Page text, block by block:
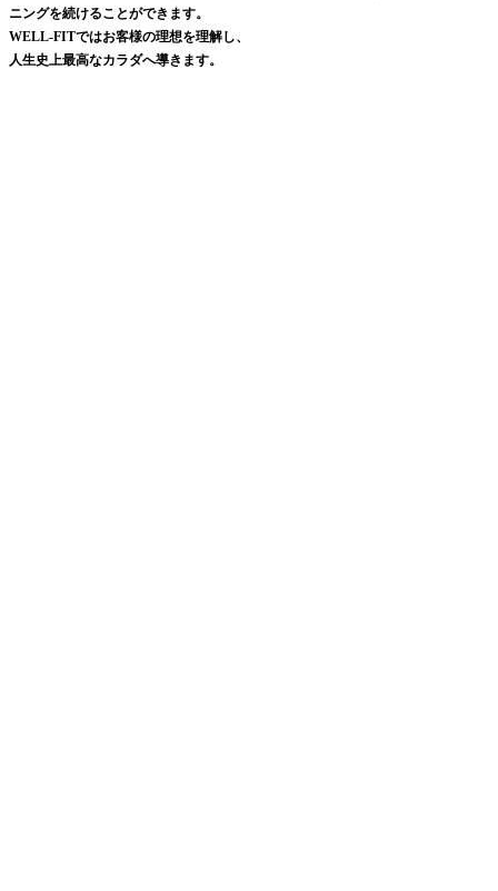
ニングを続けることができます。
WELL-FITではお客様の理想を理解し、
人生史上最高なカラダへ導きます。